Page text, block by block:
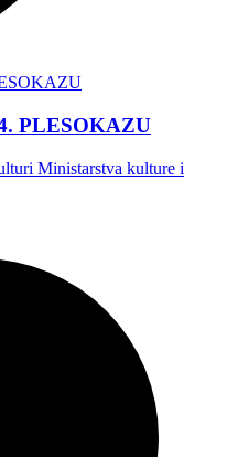
PLESOKAZU
Ministarstva kulture i